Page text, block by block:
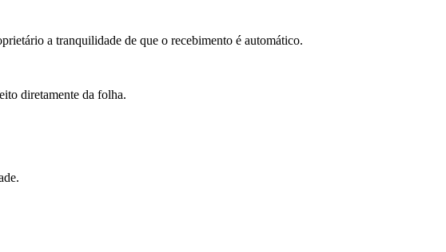
a tranquilidade de que o recebimento é automático.
diretamente da folha.